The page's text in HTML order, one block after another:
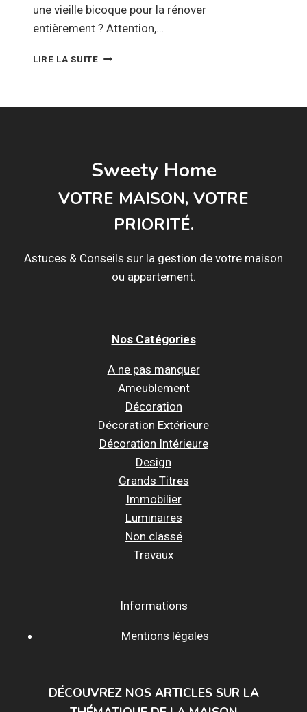
une vieille bicoque pour la rénover
entièrement ? Attention,…
LIRE LA SUITERESTAURATION
SAVOIR
Sweety Home
VOTRE MAISON, VOTRE
PRIORITÉ.
Astuces & Conseils sur la gestion de votre maison
ou appartement.
Nos Catégories
A ne pas manquer
Ameublement
Décoration
Décoration Extérieure
Décoration Intérieure
Design
Grands Titres
Immobilier
Luminaires
Non classé
Travaux
Informations
Mentions légales
DÉCOUVREZ NOS ARTICLES SUR LA